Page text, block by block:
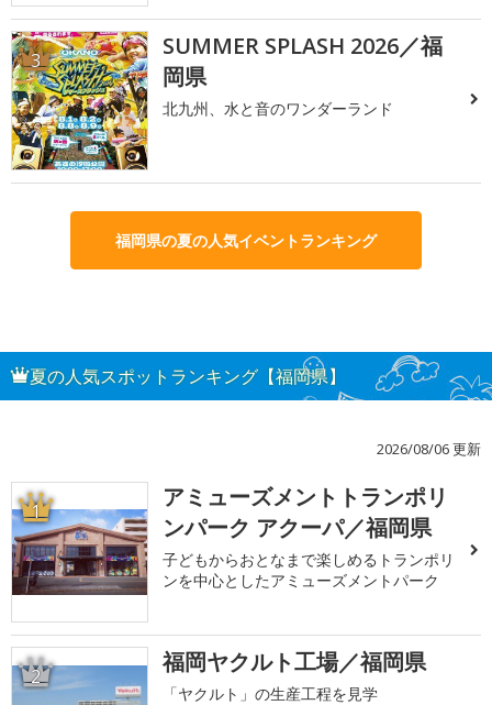
3
SUMMER SPLASH 2026／福
岡県
北九州、水と音のワンダーランド
福岡県の夏の人気イベントランキング
夏の人気スポットランキング【福岡県】
2026/08/06 更新
1
アミューズメントトランポリ
ンパーク アクーパ／福岡県
子どもからおとなまで楽しめるトランポリ
ンを中心としたアミューズメントパーク
2 福岡ヤクルト工場／福岡県
「ヤクルト」の生産工程を見学